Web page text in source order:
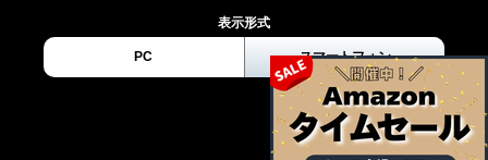
表示形式
PC スマートフォン